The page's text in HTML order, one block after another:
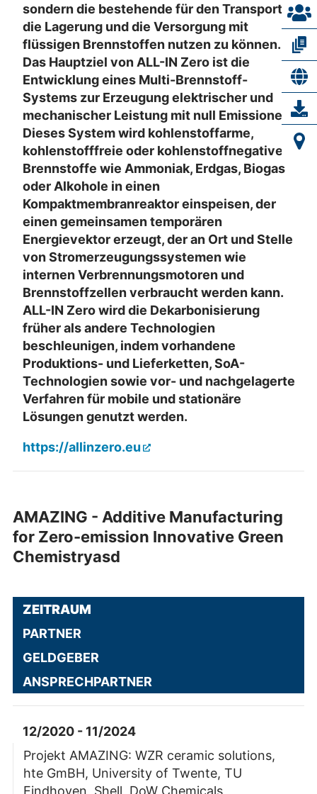
sondern die bestehende für den Transport,
die Lagerung und die Versorgung mit
flüssigen Brennstoffen nutzen zu können.
Das Hauptziel von ALL-IN Zero ist die
Entwicklung eines Multi-Brennstoff-
Systems zur Erzeugung elektrischer und
mechanischer Leistung mit null Emissionen.
Dieses System wird kohlenstoffarme,
kohlenstofffreie oder kohlenstoffnegative
Brennstoffe wie Ammoniak, Erdgas, Biogas
oder Alkohole in einen
Kompaktmembranreaktor einspeisen, der
einen gemeinsamen temporären
Energievektor erzeugt, der an Ort und Stelle
von Stromerzeugungssystemen wie
internen Verbrennungsmotoren und
Brennstoffzellen verbraucht werden kann.
ALL-IN Zero wird die Dekarbonisierung
früher als andere Technologien
beschleunigen, indem vorhandene
Produktions- und Lieferketten, SoA-
Technologien sowie vor- und nachgelagerte
Verfahren für mobile und stationäre
Lösungen genutzt werden.
https://allinzero.eu
AMAZING - Additive Manufacturing
for Zero-emission Innovative Green
Chemistryasd
ZEITRAUM
PARTNER
GELDGEBER
ANSPRECHPARTNER
12/2020 - 11/2024
Projekt AMAZING: WZR ceramic solutions,
hte GmBH, University of Twente, TU
Eindhoven, Shell, DoW Chemicals